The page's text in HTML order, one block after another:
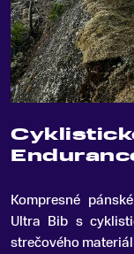
Kompresné
Ultra Bib s
strečového